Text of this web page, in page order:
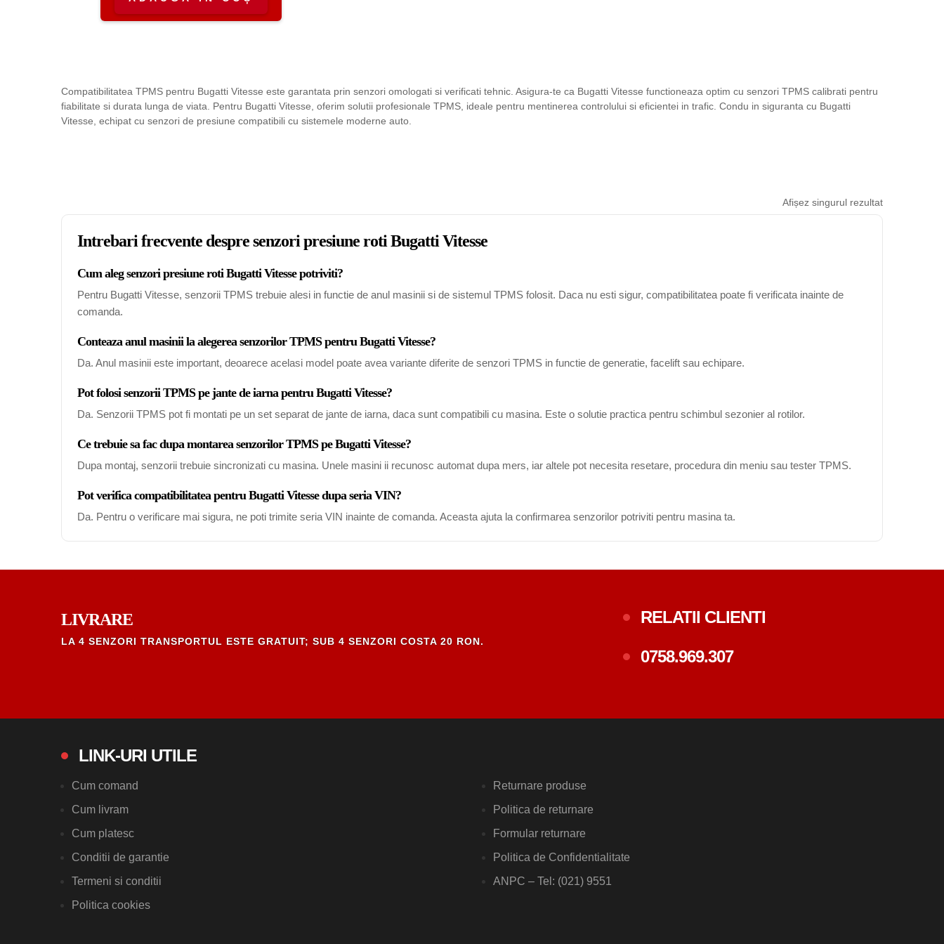
Compatibilitatea TPMS pentru Bugatti Vitesse este garantata prin senzori omologati si verificati tehnic. Asigura-te ca Bugatti Vitesse functioneaza optim cu senzori TPMS calibrati pentru
fiabilitate si durata lunga de viata. Pentru Bugatti Vitesse, oferim solutii profesionale TPMS, ideale pentru mentinerea controlului si eficientei in trafic. Condu in siguranta cu Bugatti
Vitesse, echipat cu senzori de presiune compatibili cu sistemele moderne auto.
Afișez singurul rezultat
Intrebari frecvente despre senzori presiune roti Bugatti Vitesse
Cum aleg senzori presiune roti Bugatti Vitesse potriviti?
Pentru Bugatti Vitesse, senzorii TPMS trebuie alesi in functie de anul masinii si de sistemul TPMS folosit. Daca nu esti sigur, compatibilitatea poate fi verificata inainte de
comanda.
Conteaza anul masinii la alegerea senzorilor TPMS pentru Bugatti Vitesse?
Da. Anul masinii este important, deoarece acelasi model poate avea variante diferite de senzori TPMS in functie de generatie, facelift sau echipare.
Pot folosi senzorii TPMS pe jante de iarna pentru Bugatti Vitesse?
Da. Senzorii TPMS pot fi montati pe un set separat de jante de iarna, daca sunt compatibili cu masina. Este o solutie practica pentru schimbul sezonier al rotilor.
Ce trebuie sa fac dupa montarea senzorilor TPMS pe Bugatti Vitesse?
Dupa montaj, senzorii trebuie sincronizati cu masina. Unele masini ii recunosc automat dupa mers, iar altele pot necesita resetare, procedura din meniu sau tester TPMS.
Pot verifica compatibilitatea pentru Bugatti Vitesse dupa seria VIN?
Da. Pentru o verificare mai sigura, ne poti trimite seria VIN inainte de comanda. Aceasta ajuta la confirmarea senzorilor potriviti pentru masina ta.
LIVRARE
LA 4 SENZORI TRANSPORTUL ESTE GRATUIT; SUB 4 SENZORI COSTA 20 RON.
RELATII CLIENTI
0758.969.307
LINK-URI UTILE
Cum comand
Cum livram
Cum platesc
Conditii de garantie
Termeni si conditii
Politica cookies
Returnare produse
Politica de returnare
Formular returnare
Politica de Confidentialitate
ANPC – Tel: (021) 9551